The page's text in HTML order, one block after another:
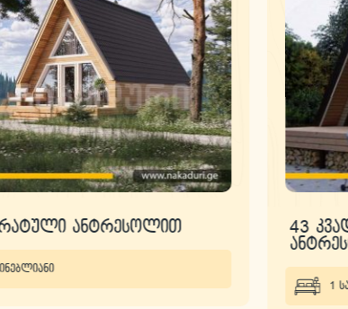
ანტრესოლით
43
1